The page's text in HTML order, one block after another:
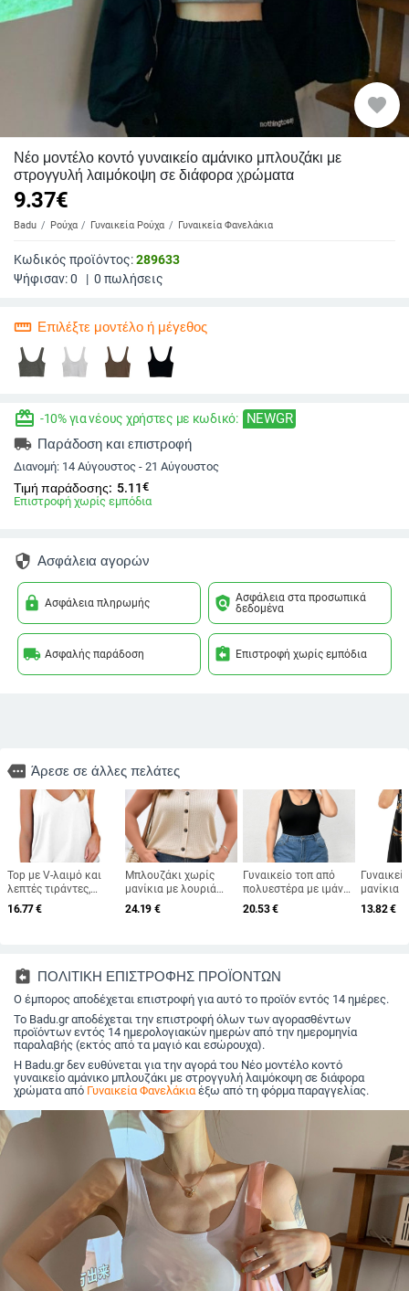
favorite
Νέο μοντέλο κοντό γυναικείο αμάνικο μπλουζάκι με
στρογγυλή λαιμόκοψη σε διάφορα χρώματα
9.37€
Badu Ρούχα Γυναικεία Ρούχα Γυναικεία Φανελάκια
Κωδικός προϊόντος:289633
Ψήφισαν:0 | 0 πωλήσεις
straighten Επιλέξτε μοντέλο ή μέγεθος
redeem -10% για νέους χρήστες με κωδικό: NEWGR
local_shipping Παράδοση και επιστροφή
Διανομή: 14 Αύγουστος - 21 Αύγουστος
Τιμή παράδοσης: 5.11€
Επιστροφή χωρίς εμπόδια
security Ασφάλεια αγορών
lock Ασφάλεια πληρωμής policy Ασφάλεια στα προσωπικά
δεδομένα
local_shipping Ασφαλής παράδοση assignment_return Επιστροφή χωρίς εμπόδια
more Άρεσε σε άλλες πελάτες
Top με V-λαιμό και
λεπτές τιράντες,
φαρδιά γραμμή;
πολυεστέρας; μήκος
16.77€
Μπλουζάκι χωρίς
μανίκια με λουριά
στην πλάτη, Α-γραμμή,
ραβδωτό
Καλοκαίρι 2025
24.19 €
Γυναικείο τοπ από
πολυεστέρα με ιμάντα
ώμου – Καλοκαίρι
2025, 90-95%
20.53€
μανίκια
λαιμό,
13.82€
assignment_return ΠΟΛΙΤΙΚΗ ΕΠΙΣΤΡΟΦΗΣ ΠΡΟΪΟΝΤΩΝ
Ο έμπορος αποδέχεται επιστροφή για αυτό το προϊόν εντός 14 ημέρες.
Το Badu.gr αποδέχεται την επιστροφή όλων των αγορασθέντων
προϊόντων εντός 14 ημερολογιακών ημερών από την ημερομηνία
παραλαβής (εκτός από τα μαγιό και εσώρουχα).
Η Badu.gr δεν ευθύνεται για την αγορά του Νέο μοντέλο κοντό
γυναικείο αμάνικο μπλουζάκι με στρογγυλή λαιμόκοψη σε διάφορα
χρώματα από Γυναικεία Φανελάκιαέξω από τη φόρμα παραγγελίας.